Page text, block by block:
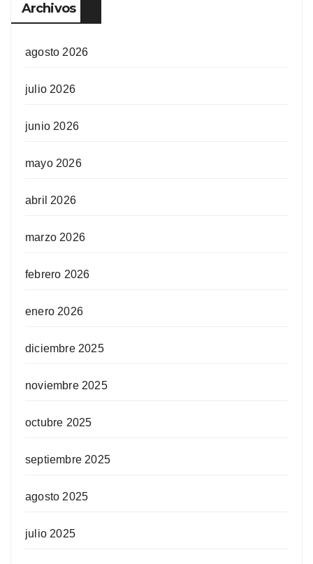
Archivos
agosto 2026
julio 2026
junio 2026
mayo 2026
abril 2026
marzo 2026
febrero 2026
enero 2026
diciembre 2025
noviembre 2025
octubre 2025
septiembre 2025
agosto 2025
julio 2025